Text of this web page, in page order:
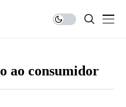
ao consumidor